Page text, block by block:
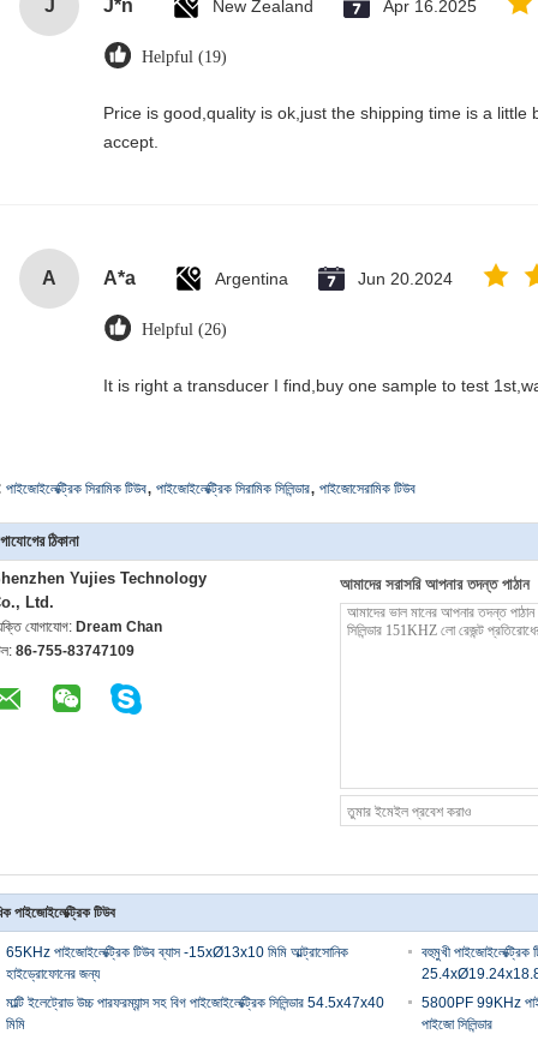
J J*n New Zealand Apr 16.2025
Helpful (19)
Price is good,quality is ok,just the shipping time is a little
accept.
A A*a Argentina Jun 20.2024
Helpful (26)
It is right a transducer I find,buy one sample to test
পাইজোইলেক্ট্রিক সিরামিক টিউব, পাইজোইলেক্ট্রিক সিরামিক সিলিন্ডার, পাইজোসেরামিক টিউব
ঠিকানা
Yujies Technology
Ltd.
যোগাযোগ: Dream Chan
86-755-83747109
আমাদের সরাসরি আপনার তদন্ত পাঠান
পাইজোইলেক্ট্রিক টিউব
65KHz পাইজোইলেক্ট্রিক টিউব ব্যাস -15xØ13x10 মিমি আল্ট্রাসোনিক
হাইড্রোফোনের জন্য
বহুমুখী পাইজোইলেক্ট্রিক
25.4xØ19.24x18.8
মাল্টি ইলেট্রোড উচ্চ পারফরম্যান্স সহ বিগ পাইজোইলেক্ট্রিক সিলিন্ডার 54.5x47x40
মিমি
5800PF 99KHz
পাইজো সিলিন্ডার